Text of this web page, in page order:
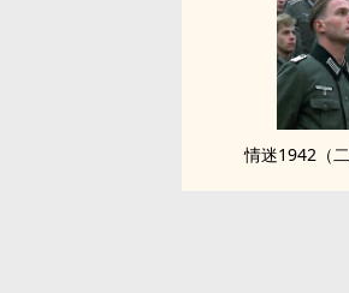
情迷1942（二